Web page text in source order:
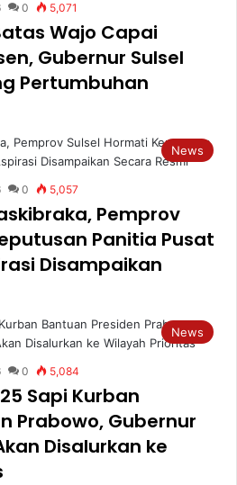
0 5,071
Wajo Capai
Gubernur Sulsel
Pertumbuhan
News
0 5,057
Pemprov
Panitia Pusat
Disampaikan
News
0 5,084
Sapi Kurban
Prabowo, Gubernur
Disalurkan ke